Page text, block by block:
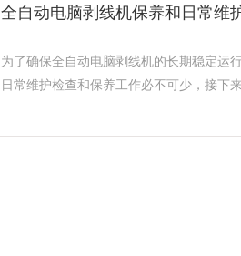
全自动电脑剥线机保养和日常维
为了确保全自动电脑剥线机的长期稳定运
日常维护检查和保养工作必不可少，接下